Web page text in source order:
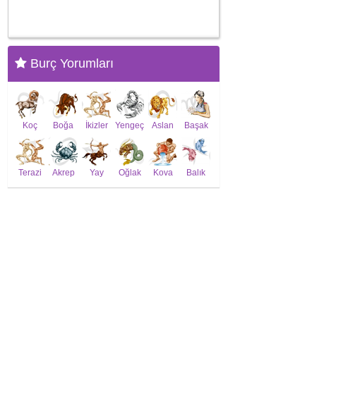
Burç Yorumları
Koç Boğa İkizler Yengeç Aslan Başak
Terazi Akrep Yay Oğlak Kova Balık